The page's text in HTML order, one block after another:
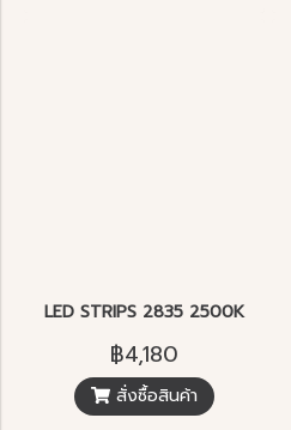
LED STRIPS 2835 2500K
฿4,180
สั่งซื้อสินค้า